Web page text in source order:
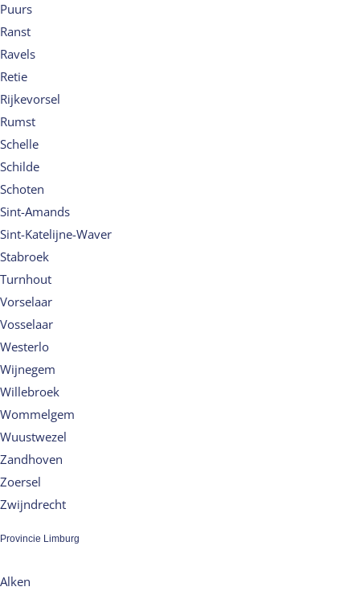
Puurs
Ranst
Ravels
Retie
Rijkevorsel
Rumst
Schelle
Schilde
Schoten
Sint-Amands
Sint-Katelijne-Waver
Stabroek
Turnhout
Vorselaar
Vosselaar
Westerlo
Wijnegem
Willebroek
Wommelgem
Wuustwezel
Zandhoven
Zoersel
Zwijndrecht
Provincie Limburg
Alken